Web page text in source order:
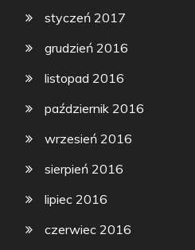
styczeń 2017
grudzień 2016
listopad 2016
październik 2016
wrzesień 2016
sierpień 2016
lipiec 2016
czerwiec 2016